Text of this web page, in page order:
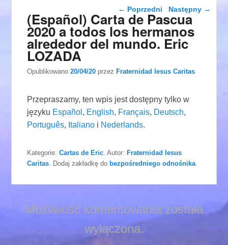
Nawigacja wpisu
← Poprzedni Następny →
(Español) Carta de Pascua
2020 a todos los hermanos
alrededor del mundo. Eric
LOZADA
Opublikowano20/04/20 przezFraternidad Iesus Caritas
Przepraszamy, ten wpis jest dostępny tylko w
języku Español , English, Français, Deutsch,
Português, Italiano i Nederlands.
Kategorie:Cartas de Eric . Autor:Fraternidad Iesus
Caritas . Dodaj zakładkę do bezpośredniego odnośnika
Możliwość komentowania została
wyłączona.